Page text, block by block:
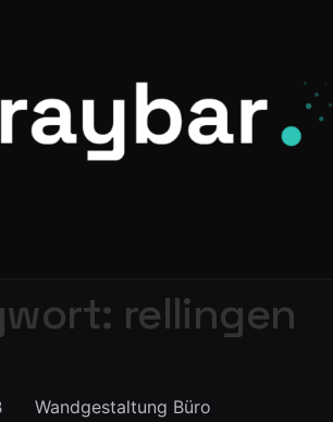
rellingen
Wandgestaltung Büro